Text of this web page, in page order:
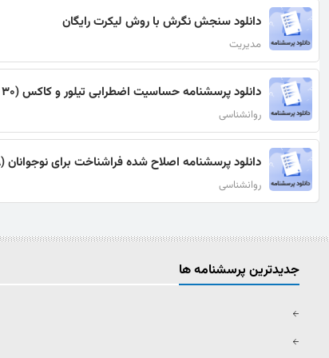
دانلود سنجش نگرش با روش لیکرت رایگان
مدیریت
دانلود پرسشنامه حساسیت اضطرابی تیلور و کاکس (30 سوالی) رایگان
روانشناسی
دانلود پرسشنامه اصلاح شده فراشناخت برای نوجوانان (MCQ-A) رایگان
روانشناسی
جدیدترین پرسشنامه ها